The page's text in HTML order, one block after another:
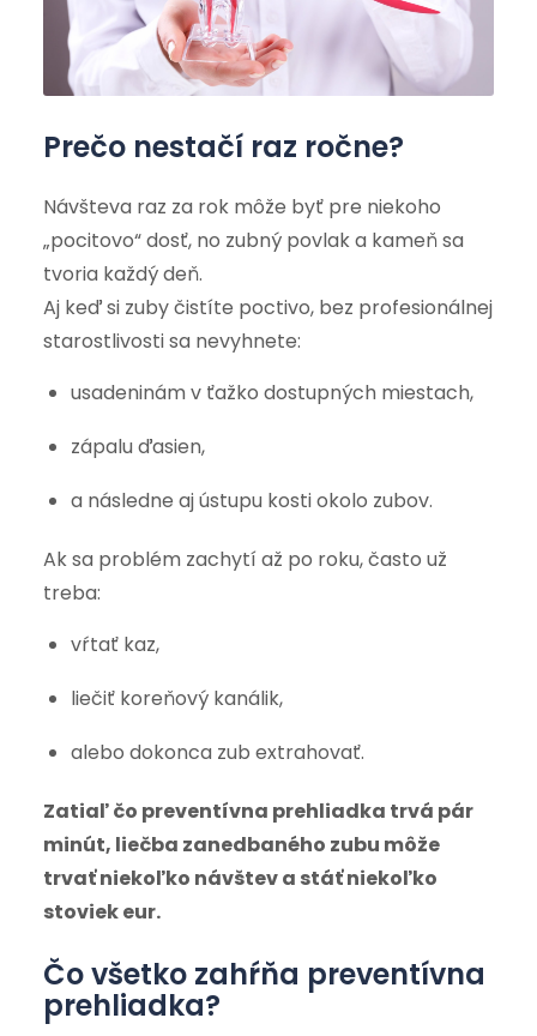
Prečo nestačí raz ročne?
Návšteva raz za rok môže byť pre niekoho
„pocitovo“ dosť, no zubný povlak a kameň sa
tvoria každý deň.
Aj keď si zuby čistíte poctivo, bez profesionálnej
starostlivosti sa nevyhnete:
usadeninám v ťažko dostupných miestach,
zápalu ďasien,
a následne aj ústupu kosti okolo zubov.
Ak sa problém zachytí až po roku, často už
treba:
vŕtať kaz,
liečiť koreňový kanálik,
alebo dokonca zub extrahovať.
Zatiaľ čo preventívna prehliadka trvá pár
minút, liečba zanedbaného zubu môže
trvať niekoľko návštev a stáť niekoľko
stoviek eur.
Čo všetko zahŕňa preventívna
prehliadka?